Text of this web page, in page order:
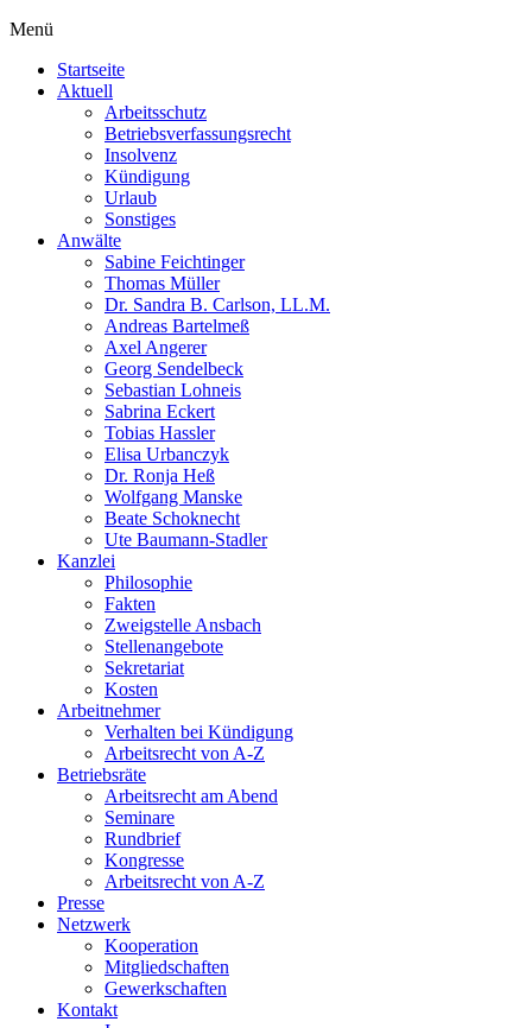
Menü
Startseite
Aktuell
Arbeitsschutz
Betriebsverfassungsrecht
Insolvenz
Kündigung
Urlaub
Sonstiges
Anwälte
Sabine Feichtinger
Thomas Müller
Dr. Sandra B. Carlson, LL.M.
Andreas Bartelmeß
Axel Angerer
Georg Sendelbeck
Sebastian Lohneis
Sabrina Eckert
Tobias Hassler
Elisa Urbanczyk
Dr. Ronja Heß
Wolfgang Manske
Beate Schoknecht
Ute Baumann-Stadler
Kanzlei
Philosophie
Fakten
Zweigstelle Ansbach
Stellenangebote
Sekretariat
Kosten
Arbeitnehmer
Verhalten bei Kündigung
Arbeitsrecht von A-Z
Betriebsräte
Arbeitsrecht am Abend
Seminare
Rundbrief
Kongresse
Arbeitsrecht von A-Z
Presse
Netzwerk
Kooperation
Mitgliedschaften
Gewerkschaften
Kontakt